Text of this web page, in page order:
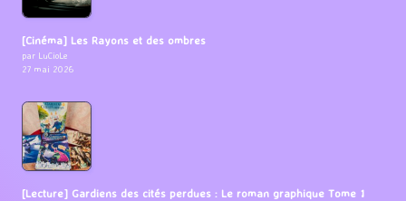
[Cinéma] Les Rayons et des ombres
par LuCioLe
27 mai 2026
[Lecture] Gardiens des cités perdues : Le roman graphique Tome 1